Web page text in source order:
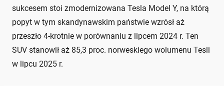
sukcesem stoi zmodernizowana Tesla Model Y, na którą
popyt w tym skandynawskim państwie wzrósł aż
przeszło 4-krotnie w porównaniu z lipcem 2024 r. Ten
SUV stanowił aż 85,3 proc. norweskiego wolumenu Tesli
w lipcu 2025 r.